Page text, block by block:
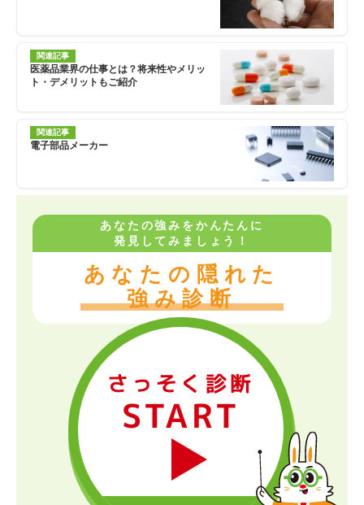
関連記事
医薬品業界の仕事とは？将来性やメリッ
ト・デメリットもご紹介
関連記事
電子部品メーカー
あなたの強みをかんたんに
発見してみましょう！
あなたの隠れた
強み診断
さっそく診断
START